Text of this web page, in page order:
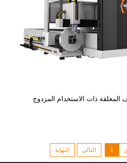
المغلقة ذات الاستخدام المزدوج
1 التالي النهاية